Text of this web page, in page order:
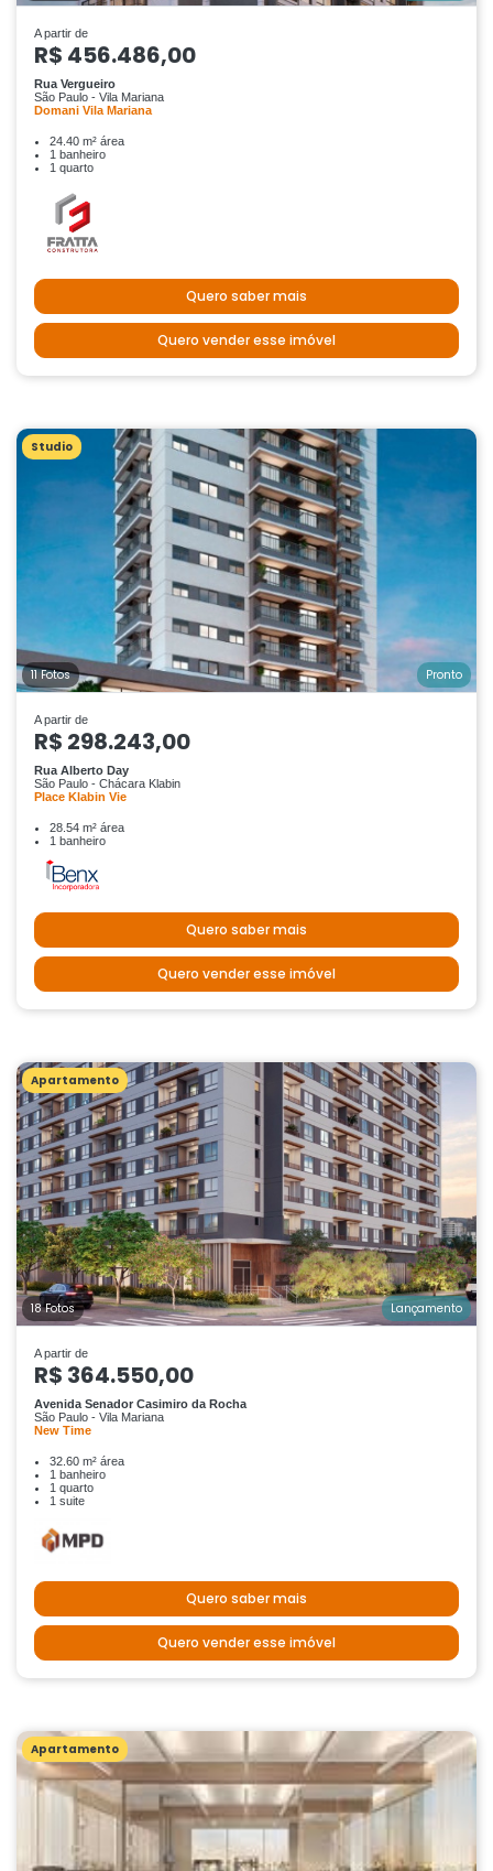
A partir de
R$ 456.486,00
Rua Vergueiro
São Paulo - Vila Mariana
Domani Vila Mariana
24.40 m² área
1 banheiro
1 quarto
Quero saber mais
Quero vender esse imóvel
Studio
11 Fotos Pronto
A partir de
R$ 298.243,00
Rua Alberto Day
São Paulo - Chácara Klabin
Place Klabin Vie
28.54 m² área
1 banheiro
Quero saber mais
Quero vender esse imóvel
Apartamento
18 Fotos Lançamento
A partir de
R$ 364.550,00
Avenida Senador Casimiro da Rocha
São Paulo - Vila Mariana
New Time
32.60 m² área
1 banheiro
1 quarto
1 suite
Quero saber mais
Quero vender esse imóvel
Apartamento